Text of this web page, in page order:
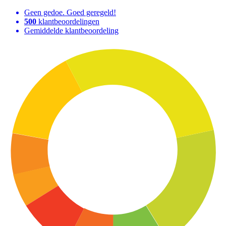
Geen gedoe. Goed geregeld!
500 klantbeoordelingen
Gemiddelde klantbeoordeling